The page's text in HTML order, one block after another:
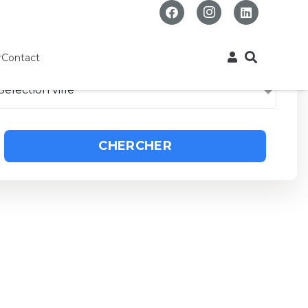
Contact
Sélection ville
CHERCHER